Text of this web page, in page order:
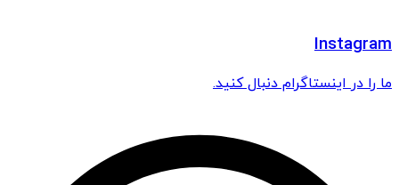
Instagram
ما را در اینستاگرام دنبال کنید.